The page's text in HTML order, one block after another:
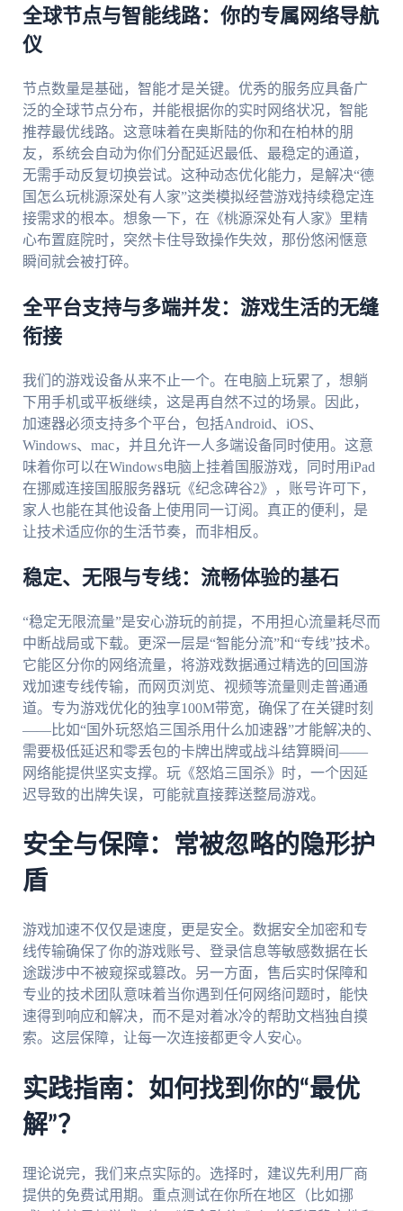
全球节点与智能线路：你的专属网络导航
仪
节点数量是基础，智能才是关键。优秀的服务应具备广
泛的全球节点分布，并能根据你的实时网络状况，智能
推荐最优线路。这意味着在奥斯陆的你和在柏林的朋
友，系统会自动为你们分配延迟最低、最稳定的通道，
无需手动反复切换尝试。这种动态优化能力，是解决“德
国怎么玩桃源深处有人家”这类模拟经营游戏持续稳定连
接需求的根本。想象一下，在《桃源深处有人家》里精
心布置庭院时，突然卡住导致操作失效，那份悠闲惬意
瞬间就会被打碎。
全平台支持与多端并发：游戏生活的无缝
衔接
我们的游戏设备从来不止一个。在电脑上玩累了，想躺
下用手机或平板继续，这是再自然不过的场景。因此，
加速器必须支持多个平台，包括Android、iOS、
Windows、mac，并且允许一人多端设备同时使用。这意
味着你可以在Windows电脑上挂着国服游戏，同时用iPad
在挪威连接国服服务器玩《纪念碑谷2》，账号许可下，
家人也能在其他设备上使用同一订阅。真正的便利，是
让技术适应你的生活节奏，而非相反。
稳定、无限与专线：流畅体验的基石
“稳定无限流量”是安心游玩的前提，不用担心流量耗尽而
中断战局或下载。更深一层是“智能分流”和“专线”技术。
它能区分你的网络流量，将游戏数据通过精选的回国游
戏加速专线传输，而网页浏览、视频等流量则走普通通
道。专为游戏优化的独享100M带宽，确保了在关键时刻
——比如“国外玩怒焰三国杀用什么加速器”才能解决的、
需要极低延迟和零丢包的卡牌出牌或战斗结算瞬间——
网络能提供坚实支撑。玩《怒焰三国杀》时，一个因延
迟导致的出牌失误，可能就直接葬送整局游戏。
安全与保障：常被忽略的隐形护
盾
游戏加速不仅仅是速度，更是安全。数据安全加密和专
线传输确保了你的游戏账号、登录信息等敏感数据在长
途跋涉中不被窥探或篡改。另一方面，售后实时保障和
专业的技术团队意味着当你遇到任何网络问题时，能快
速得到响应和解决，而不是对着冰冷的帮助文档独自摸
索。这层保障，让每一次连接都更令人安心。
实践指南：如何找到你的“最优
解”？
理论说完，我们来点实际的。选择时，建议先利用厂商
提供的免费试用期。重点测试在你所在地区（比如挪